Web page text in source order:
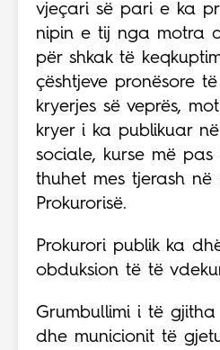
vjeçari së pari e ka
nipin e tij nga motra
për shkak të
çështjeve pronësore
kryerjes së veprës,
kryer i ka publikuar
sociale, kurse më pas
thuhet mes tjerash në
Prokurorisë.
Prokurori publik ka
obduksion të të
Grumbullimi i të gjitha
dhe municionit të